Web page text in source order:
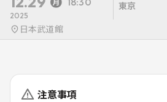
2025
東京
日本武道館
注意事項